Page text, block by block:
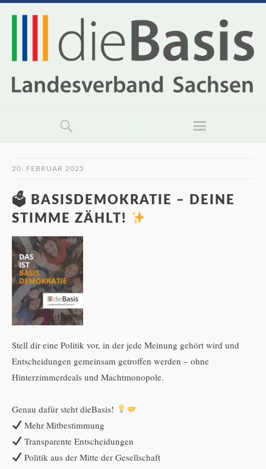
20. FEBRUAR 2025
🗳 BASISDEMOKRATIE – DEINE
STIMME ZÄHLT!
Stell dir eine Politik vor, in der jede Meinung gehört wird und
Entscheidungen gemeinsam getroffen werden – ohne
Hinterzimmerdeals und Machtmonopole.
Genau dafür steht dieBasis!
Mehr Mitbestimmung
Transparente Entscheidungen
Politik aus der Mitte der Gesellschaft